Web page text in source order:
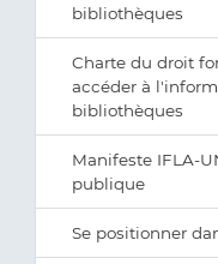
bibliothèques
Charte du droit
accéder à
bibliothèques
Manifeste IFLA-
publique
Se positionner